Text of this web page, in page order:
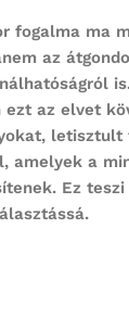
fogalma ma
az
ezt az elvet
letisztult
amelyek a
Ez